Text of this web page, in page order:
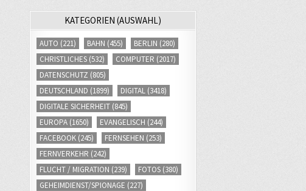
KATEGORIEN (AUSWAHL)
AUTO (221) BAHN (455) BERLIN (280)
CHRISTLICHES (532) COMPUTER (2017)
DATENSCHUTZ (805)
DEUTSCHLAND (1899) DIGITAL (3418)
DIGITALE SICHERHEIT (845)
EUROPA (1650) EVANGELISCH (244)
FACEBOOK (245) FERNSEHEN (253)
FERNVERKEHR (242)
FLUCHT / MIGRATION (239) FOTOS (380)
GEHEIMDIENST/SPIONAGE (227)